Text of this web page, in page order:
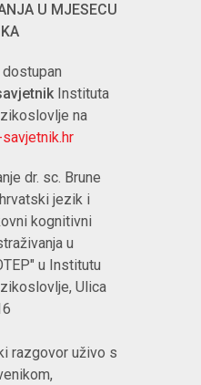
U MJESECU
Instituta
na
dr. sc. Brune
jezik i
kognitivni
u
u Institutu
Ulica
razgovor uživo s